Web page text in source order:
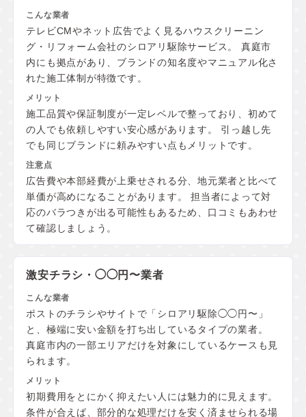
テレビCMやネット広告でよく見るハウスクリーニン
グ・リフォーム会社のシロアリ駆除サービス。 真庭市
内にも拠点があり、ブランドの知名度やマニュアル化さ
れた施工体制が特徴です。
施工品質や保証制度が一定レベルで整っており、初めて
の人でも依頼しやすい安心感があります。 引っ越し先
でも同じブランドに頼みやすい点もメリットです。
広告費や本部経費が上乗せされる分、地元業者と比べて
単価が高めになることがあります。 担当者によって対
応のバラつきが出る可能性もあるため、口コミもあわせ
て確認しましょう。
激安チラシ・◯◯円〜業者
ポストのチラシやサイトで「シロアリ駆除◯◯円〜」
と、極端に安い金額を打ち出しているタイプの業者。
真庭市内の一部エリアだけを対象にしているケースも見
られます。
初期費用をとにかく抑えたい人には魅力的に見えます。
条件が合えば、部分的な処理だけを安く済ませられる場